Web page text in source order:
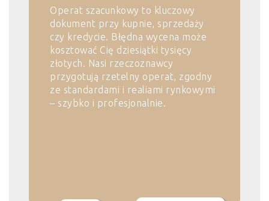
Operat szacunkowy to kluczowy
dokument przy kupnie, sprzedaży
czy kredycie. Błędna wycena może
kosztować Cię dziesiątki tysięcy
złotych. Nasi rzeczoznawcy
przygotują rzetelny operat, zgodny
ze standardami i realiami rynkowymi
– szybko i profesjonalnie.